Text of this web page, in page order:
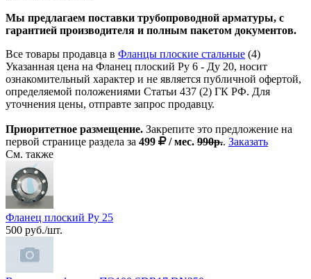
Мы предлагаем поставки трубопроводной арматуры, с
гарантией производителя и полным пакетом документов.
Все товары продавца в Фланцы плоские стальные (4)
Указанная цена на Фланец плоский Ру 6 - Ду 20, носит
ознакомительный характер и не является публичной офертой,
определяемой положениями Статьи 437 (2) ГК РФ. Для
уточнения цены, отправте запрос продавцу.
Приоритетное размещение. Закрепите это предложение на
первой странице раздела за 499 / мес. 990р.. Заказать
См. также
Фланец плоский Ру 25
500 руб./шт.